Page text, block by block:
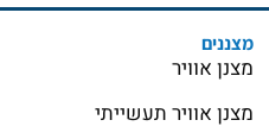
מצננים
מצנן אוויר
מצנן אוויר תעשייתי